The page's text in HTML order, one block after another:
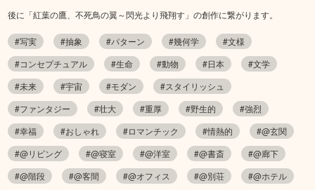
後に「紅葉の鷹、不死鳥の翼～閃光より飛翔す」の創作に繋がります。
#写実 #抽象 #パターン #幾何学
#文様
#コンセプチュアル
#生命 #動物 #日本
#文学
#未来
#宇宙 #モダン
#スタイリッシュ
#ファンタジー
#壮大 #重厚 #野生的
#強烈
#幸福
#おしゃれ #ロマンチック #情熱的
#@玄関
#@リビング
#@寝室 #@洋室 #@書斎
#@廊下
#@階段
#@客間 #@オフィス #@別荘
#@ホテル